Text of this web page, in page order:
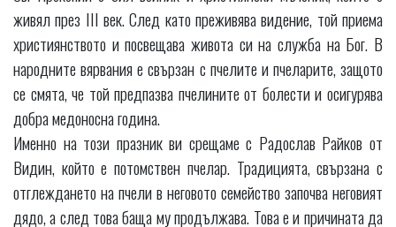
живял през III век. След като преживява видение, той приема
християнството и посвещава живота си на служба на Бог. В
народните вярвания е свързан с пчелите и пчеларите, защото
се смята, че той предпазва пчелините от болести и осигурява
добра медоносна година.
Именно на този празник ви срещаме с Радослав Райков от
Видин, който е потомствен пчелар. Традицията, свързана с
отглеждането на пчели в неговото семейство започва неговият
дядо, а след това баща му продължава. Това е и причината да